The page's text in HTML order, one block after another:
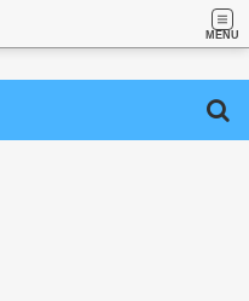
MENU